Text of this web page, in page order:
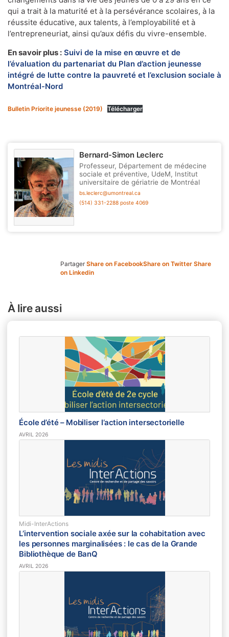
qui a trait à la maturité et à la persévérance scolaires, à la
réussite éducative, aux talents, à l’employabilité et à
l’entrepreneuriat, ainsi qu’aux défis du vivre-ensemble.
En savoir plus : Suivi de la mise en œuvre et de
l’évaluation du partenariat du Plan d’action jeunesse
intégré de lutte contre la pauvreté et l’exclusion sociale à
Montréal-Nord
Bulletin Priorite jeunesse (2019) Télécharger
Bernard-Simon Leclerc
Professeur, Département de médecine
sociale et préventive, UdeM, Institut
universitaire de gériatrie de Montréal
bs.leclerc@umontreal.ca
(514) 331-2288 poste 4069
Partager Share on FacebookShare on Twitter Share
on Linkedin
À lire aussi
École d’été – Mobiliser l’action intersectorielle
AVRIL 2026
Midi-InterActions
L’intervention sociale axée sur la cohabitation avec
les personnes marginalisées : le cas de la Grande
Bibliothèque de BanQ
AVRIL 2026